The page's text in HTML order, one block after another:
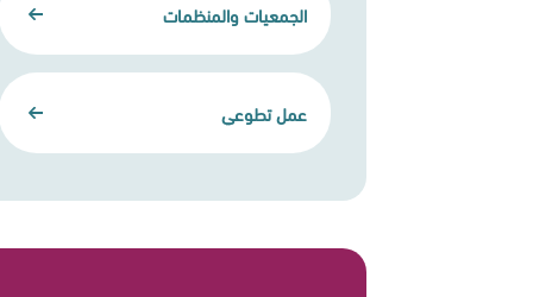
الجمعيات والمنظمات
عمل تطوعي